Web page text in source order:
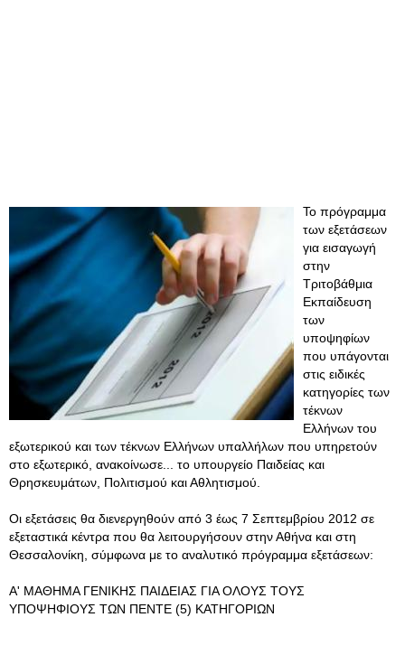
Το πρόγραμμα
των εξετάσεων
για εισαγωγή
στην
Τριτοβάθμια
Εκπαίδευση
των
υποψηφίων
που υπάγονται
στις ειδικές
κατηγορίες των
τέκνων
Ελλήνων του
εξωτερικού και των τέκνων Ελλήνων υπαλλήλων που υπηρετούν
στο εξωτερικό, ανακοίνωσε... το υπουργείο Παιδείας και
Θρησκευμάτων, Πολιτισμού και Αθλητισμού.
Οι εξετάσεις θα διενεργηθούν από 3 έως 7 Σεπτεμβρίου 2012 σε
εξεταστικά κέντρα που θα λειτουργήσουν στην Αθήνα και στη
Θεσσαλονίκη, σύμφωνα με το αναλυτικό πρόγραμμα εξετάσεων:
Α' ΜΑΘΗΜΑ ΓΕΝΙΚΗΣ ΠΑΙΔΕΙΑΣ ΓΙΑ ΟΛΟΥΣ ΤΟΥΣ
ΥΠΟΨΗΦΙΟΥΣ ΤΩΝ ΠΕΝΤΕ (5) ΚΑΤΗΓΟΡΙΩΝ